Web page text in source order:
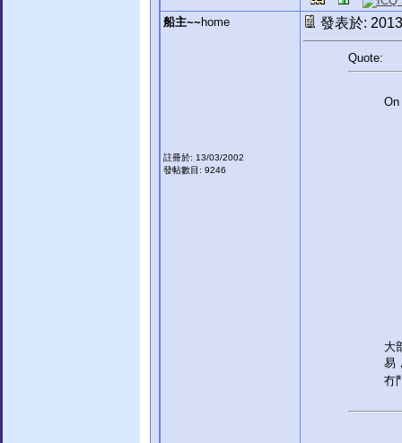
船主~~ home
註冊於: 13/03/2002
發帖數目: 9246
發表於:
Quote:
On
大
易
冇